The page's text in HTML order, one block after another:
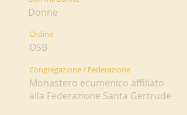
Donne
Ordine
OSB
Congregazione / Federazione
Monastero ecumenico affiliato
alla Federazione Santa Gertrude